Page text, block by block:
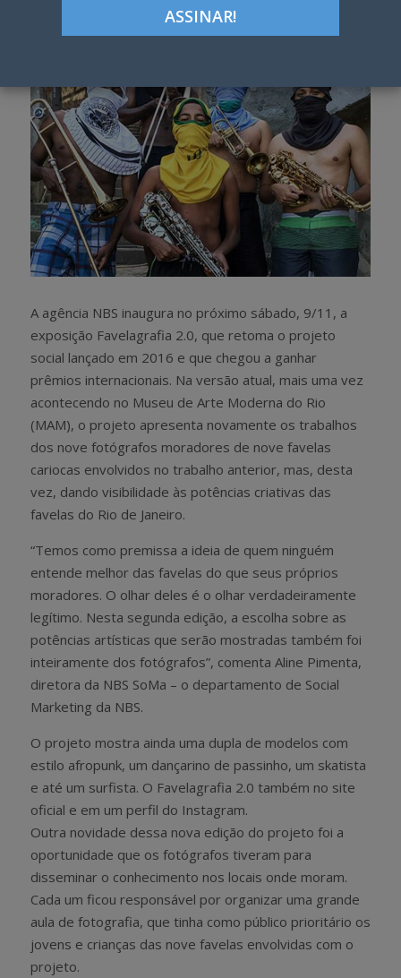
A agência NBS inaugura no próximo sábado, 9/11, a
exposição Favelagrafia 2.0, que retoma o projeto
social lançado em 2016 e que chegou a ganhar
prêmios internacionais. Na versão atual, mais uma vez
acontecendo no Museu de Arte Moderna do Rio
(MAM), o projeto apresenta novamente os trabalhos
dos nove fotógrafos moradores de nove favelas
cariocas envolvidos no trabalho anterior, mas, desta
vez, dando visibilidade às potências criativas das
favelas do Rio de Janeiro.
“Temos como premissa a ideia de quem ninguém
entende melhor das favelas do que seus próprios
moradores. O olhar deles é o olhar verdadeiramente
legítimo. Nesta segunda edição, a escolha sobre as
potências artísticas que serão mostradas também foi
inteiramente dos fotógrafos”, comenta Aline Pimenta,
diretora da NBS SoMa – o departamento de Social
Marketing da NBS.
O projeto mostra ainda uma dupla de modelos com
estilo afropunk, um dançarino de passinho, um skatista
e até um surfista. O Favelagrafia 2.0 também no site
oficial e em um perfil do Instagram.
Outra novidade dessa nova edição do projeto foi a
oportunidade que os fotógrafos tiveram para
disseminar o conhecimento nos locais onde moram.
Cada um ficou responsável por organizar uma grande
aula de fotografia, que tinha como público prioritário os
jovens e crianças das nove favelas envolvidas com o
projeto.